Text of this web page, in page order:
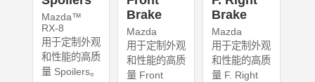
Mazda™
RX-8
用于定制外观
和性能的高质
量 Spoilers。
Brake
Mazda
用于定制外观
和性能的高质
量 Front
Brake
Mazda
用于定制外观
和性能的高质
量 F. Right